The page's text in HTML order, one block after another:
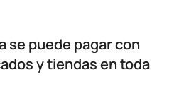
se puede pagar con
y tiendas en toda